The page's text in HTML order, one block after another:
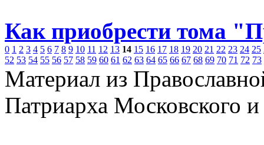
Как приобрести тома
0 1 2 3 4 5 6 7 8 9 10 11 12 13 14 15 16 17 18 19 20 21 22 23 24 25
52 53 54 55 56 57 58 59 60 61 62 63 64 65 66 67 68 69 70 71 72 73
Материал из
Патриарха Московского